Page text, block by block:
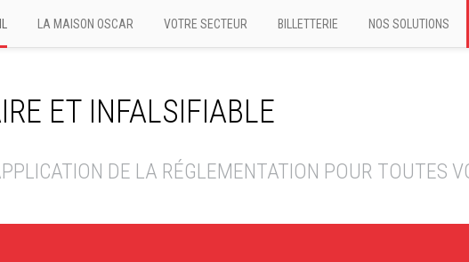
LA MAISON OSCAR VOTRE SECTEUR BILLETTERIE NOS SOLUTIONS
ET INFALSIFIABLE
DE LA RÉGLEMENTATION POUR TOUTES